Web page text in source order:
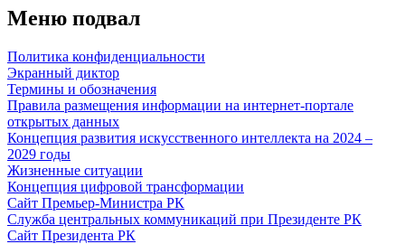
Меню подвал
Политика конфиденциальности
Экранный диктор
Термины и обозначения
Правила размещения информации на интернет-портале
открытых данных
Концепция развития искусственного интеллекта на 2024 –
2029 годы
Жизненные ситуации
Концепция цифровой трансформации
Сайт Премьер-Министра РК
Служба центральных коммуникаций при Президенте РК
Сайт Президента РК